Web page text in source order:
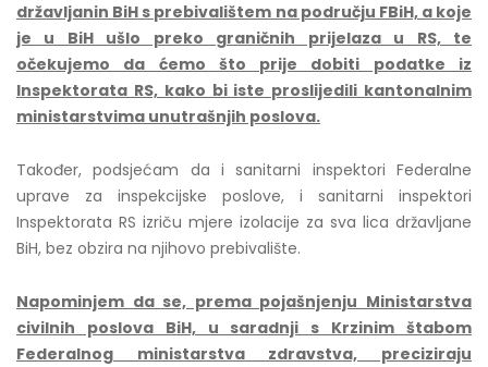
državljanin BiH s prebivalištem na području FBiH, a koje
je u BiH ušlo preko graničnih prijelaza u RS, te
očekujemo da ćemo što prije dobiti podatke iz
Inspektorata RS, kako bi iste proslijedili kantonalnim
ministarstvima unutrašnjih poslova.
Također, podsjećam da i sanitarni inspektori Federalne
uprave za inspekcijske poslove, i sanitarni inspektori
Inspektorata RS izriču mjere izolacije za sva lica državljane
BiH, bez obzira na njihovo prebivalište.
Napominjem da se, prema pojašnjenju Ministarstva
civilnih poslova BiH, u saradnji s Krzinim štabom
Federalnog ministarstva zdravstva, preciziraju